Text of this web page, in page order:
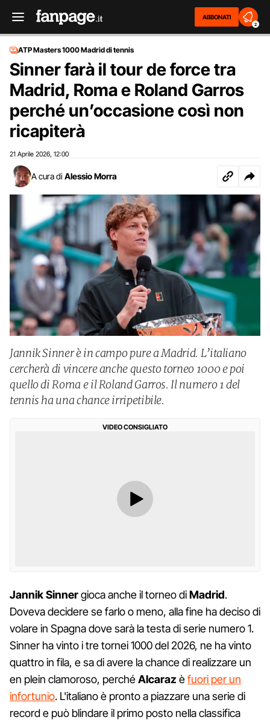
ABBONATI
2
ATP Masters 1000 Madrid di tennis
Sinner farà il tour de force tra
Madrid, Roma e Roland Garros
perché un’occasione così non
ricapiterà
21 Aprile 2026 12:00
A cura di Alessio Morra
Jannik Sinner è in campo pure a Madrid. L’italiano
cercherà di vincere anche questo torneo 1000 e poi
quello di Roma e il Roland Garros. Il numero 1 del
tennis ha una chance irripetibile.
VIDEO CONSIGLIATO
Jannik Sinnergioca anche il torneo diMadrid.
Doveva decidere se farlo o meno, alla fine ha deciso di
volare in Spagna dove sarà la testa di serie numero 1.
Sinner ha vinto i tre tornei 1000 del 2026, ne ha vinto
quattro in fila, e sa di avere la chance di realizzare un
en plein clamoroso, perchéAlcaraz èfuori per un
infortunio. L'italiano è pronto a piazzare una serie di
record e può blindare il primo posto nella classifica